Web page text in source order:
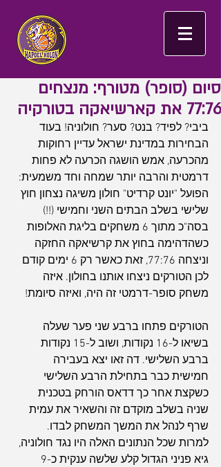
סיום (סופר) מטורף: מנצחים
77:76 את קארשיאקה בטורקיה
ביבי? לפיד? בנט? סער? חולוניה! בעוד
הבחירות במדינת ישראל עדיין רחוקות
מהכרעה, אמש הושגה הכרעה לא פחות
דרמטית והרבה יותר שמחה וחד משמעית:
הפועל "יונט קרדיט" חולון משיגה נצחון חוץ
שלישי בשלב הבתים השני וחמישי (!!)
בסה"כ מתוך 6 משחקים בליגת האלופות
כשהדהימה בחוץ את קרשיאקה החזקה
וניצחה 77:76, זאת כאשר רק 6 ימים קודם
לכן הטורקים ניצחו אותנו בחולון. איזה
משחק סופר-דרמטי זה היה, ואיזה סיומת!
הטורקים פתחו ברבע שני פער שעלה
בשיאו ל-16 נקודות, ושוב ל-15 נקודות
ברבע השלישי. דה זאו יצא בעבירה
חמישית כבר בתחילת הרבע השלישי
כשקצת אחר כך דדאס הורחק בטכנית
שניה בשלב מוקדם זה והשאיר את עמית
שרף לנהל את המשך המשחק לבדו.
למרות שכל הנתונים האלה היו נגד חולוניה,